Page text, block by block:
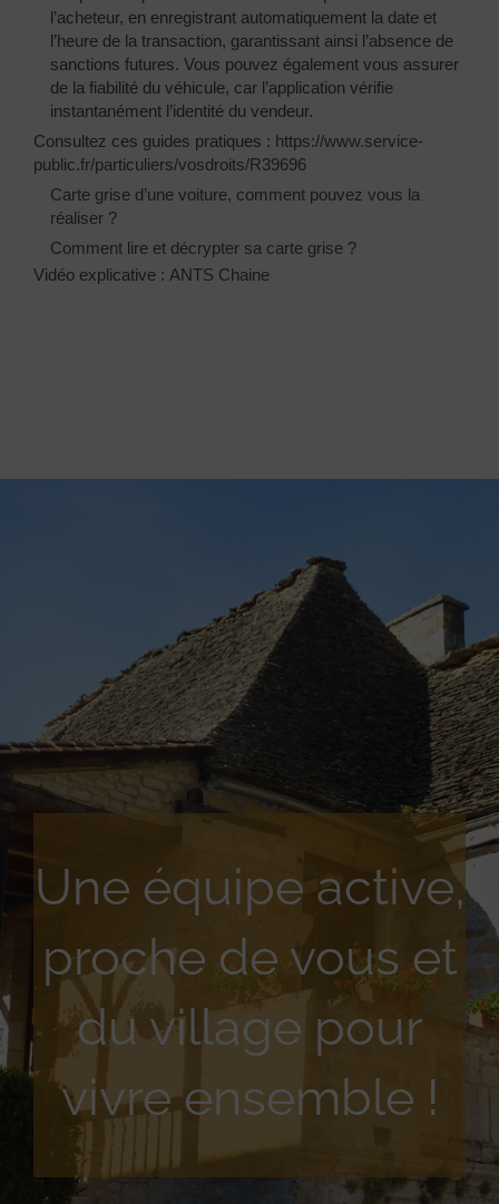
l’acheteur, en enregistrant automatiquement la date et
l’heure de la transaction, garantissant ainsi l’absence de
sanctions futures. Vous pouvez également vous assurer
de la fiabilité du véhicule, car l’application vérifie
instantanément l’identité du vendeur.
Consultez ces guides pratiques : https://www.service-
public.fr/particuliers/vosdroits/R39696
Carte grise d’une voiture, comment pouvez vous la
réaliser ?
Comment lire et décrypter sa carte grise ?
Vidéo explicative : ANTS Chaine
Une équipe active,
proche de vous et
du village pour
vivre ensemble !